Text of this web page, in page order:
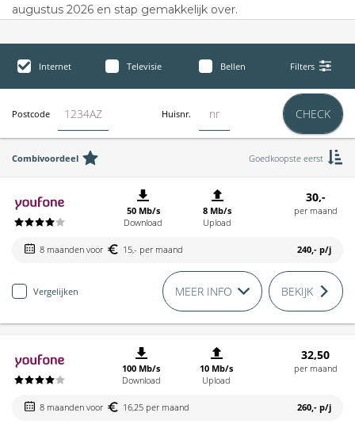
augustus 2026 en stap gemakkelijk over.
Internet Televisie Bellen Filters
Postcode Huisnr. CHECK
Combivoordeel Goedkoopste eerst
50 Mb/s
Download
8 Mb/s
Upload
30,-
per maand
8 maanden voor 15,- per maand 240,- p/j
Vergelijken MEER INFO BEKIJK
100 Mb/s
Download
10 Mb/s
Upload
32,50
per maand
8 maanden voor 16,25 per maand 260,- p/j